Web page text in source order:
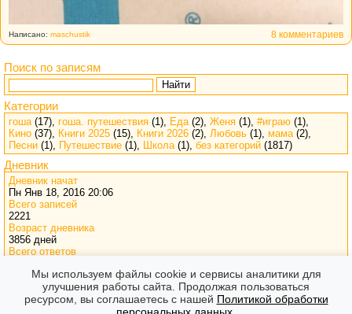
8 комментариев
Написано: maschustik
Поиск по записям
Найти
Категории
гоша(17), гоша. путешествия (1), Еда(2), Женя (1), #играю (1),
Кино (37), Книги 2025 (15), Книги 2026 (2), Любовь (1), мама(2),
Песни (1), Путешествие (1), Школа(1), без категорий (1817)
Дневник
Дневник начат
Пн Янв 18, 2016 20:06
Всего записей
2221
Возраст дневника
3856 дней
Всего ответов
ВизитовМы используем файлы cookie и сервисы аналитики для
улучшения работы сайта. Продолжая пользоваться
ресурсом, вы соглашаетесь с нашей Политикой обработки